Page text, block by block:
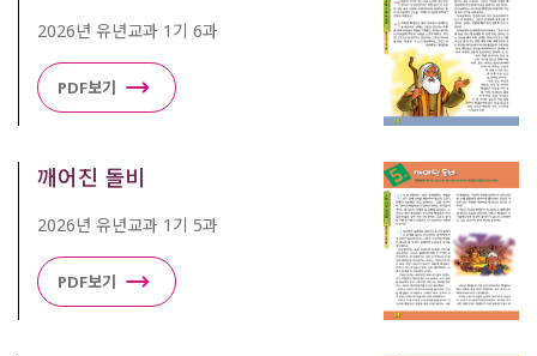
2026년 유년교과 1기 6과
PDF보기
깨어진 돌비
2026년 유년교과 1기 5과
PDF보기